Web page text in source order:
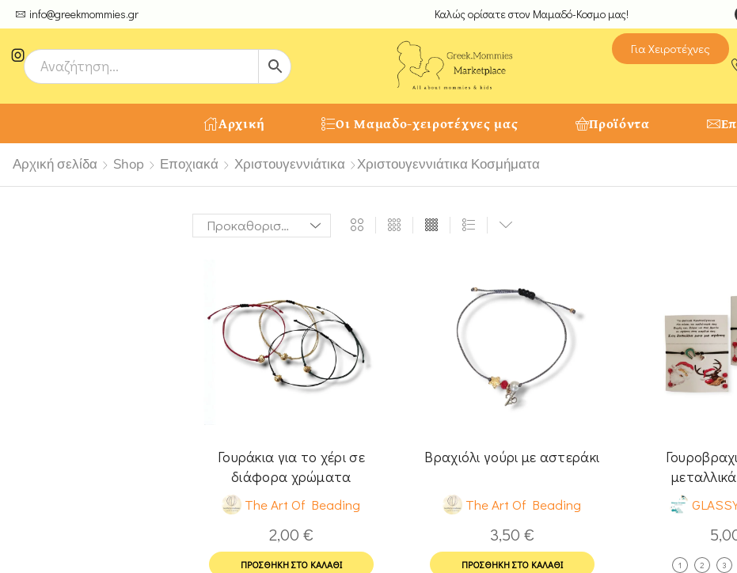
info@greekmommies.gr
μοναδικές δημιουργίες από τους Χειροτέχνες μας! Καλώς ορίσατε στον Μαμαδό-Κοσμο μας!
Για Χειροτέχνες
Αρχική Οι Μαμαδο-χειροτέχνες μας Προϊόντα
Αρχική σελίδα Shop Εποχιακά Χριστουγεννιάτικα Χριστουγεννιάτικα Κοσμήματα
Γουράκια για το χέρι σε
διάφορα χρώματα
(ελαχ.4τμχ.)
The Art Of Beading
2,00 €
ΠΡΟΣΘΉΚΗ ΣΤΟ ΚΑΛΆΘΙ
Βραχιόλι γούρι με αστεράκι
The Art Of Beading
3,50 €
ΠΡΟΣΘΉΚΗ ΣΤΟ ΚΑΛΆΘΙ 1 2 3